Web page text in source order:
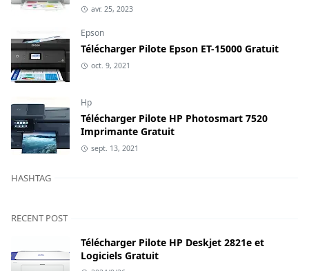
avr. 25, 2023
Epson
Télécharger Pilote Epson ET-15000 Gratuit
oct. 9, 2021
Hp
Télécharger Pilote HP Photosmart 7520
Imprimante Gratuit
sept. 13, 2021
HASHTAG
RECENT POST
Télécharger Pilote HP Deskjet 2821e et
Logiciels Gratuit